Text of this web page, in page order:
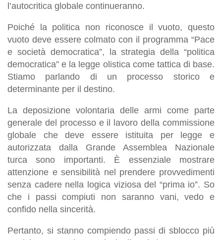
l’autocritica globale continueranno.
Poiché la politica non riconosce il vuoto, questo
vuoto deve essere colmato con il programma “Pace
e società democratica”, la strategia della “politica
democratica” e la legge olistica come tattica di base.
Stiamo parlando di un processo storico e
determinante per il destino.
La deposizione volontaria delle armi come parte
generale del processo e il lavoro della commissione
globale che deve essere istituita per legge e
autorizzata dalla Grande Assemblea Nazionale
turca sono importanti. È essenziale mostrare
attenzione e sensibilità nel prendere provvedimenti
senza cadere nella logica viziosa del “prima io”. So
che i passi compiuti non saranno vani, vedo e
confido nella sincerità.
Pertanto, si stanno compiendo passi di sblocco più